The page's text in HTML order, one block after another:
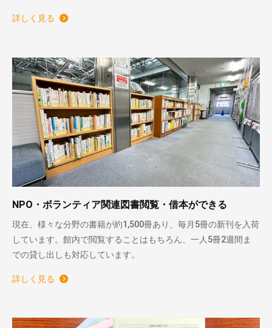
詳しく見る
NPO・ボランティア関連図書閲覧・借本ができる
現在、様々な分野の書籍が約1,500冊あり、毎月5冊の新刊を入荷
しています。館内で閲覧することはもちろん、一人5冊2週間ま
での貸し出しも対応しています。
詳しく見る